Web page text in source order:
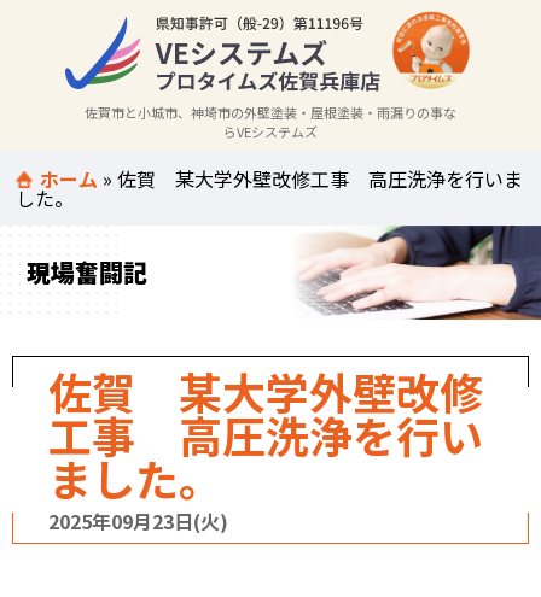
佐賀市と小城市、神埼市の外壁塗装・屋根塗装・雨漏りの事な
らVEシステムズ
ホーム »佐賀 某大学外壁改修工事 高圧洗浄を行いま
した。
現場奮闘記
佐賀 某大学外壁改修
工事 高圧洗浄を行い
ました。
2025年09月23日(火)